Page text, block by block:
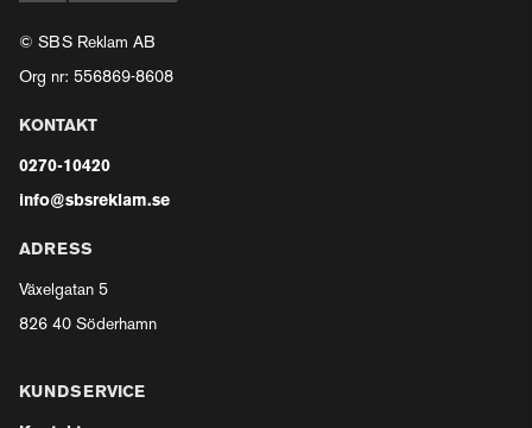
© SBS Reklam AB
Org nr: 556869-8608
KONTAKT
0270-10420
info@sbsreklam.se
ADRESS
Växelgatan 5
826 40 Söderhamn
KUNDSERVICE